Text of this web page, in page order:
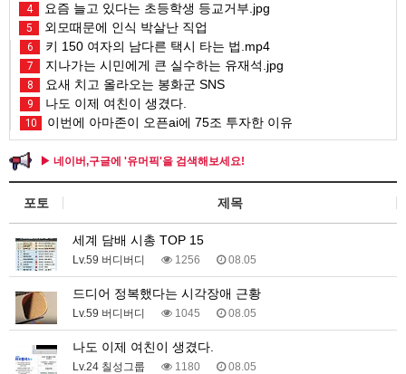
4 요즘 늘고 있다는 초등학생 등교거부.jpg
5 외모때문에 인식 박살난 직업
6 키 150 여자의 남다른 택시 타는 법.mp4
7 지나가는 시민에게 큰 실수하는 유재석.jpg
8 요새 치고 올라오는 봉화군 SNS
9 나도 이제 여친이 생겼다.
10 이번에 아마존이 오픈ai에 75조 투자한 이유
▶ 네이버,구글에 '유머픽'을 검색해보세요!
포토 제목
세계 담배 시총 TOP 15
Lv.59 버디버디 1256 08.05
드디어 정복했다는 시각장애 근황
Lv.59 버디버디 1045 08.05
나도 이제 여친이 생겼다.
Lv.24 칠성그룹 1180 08.05